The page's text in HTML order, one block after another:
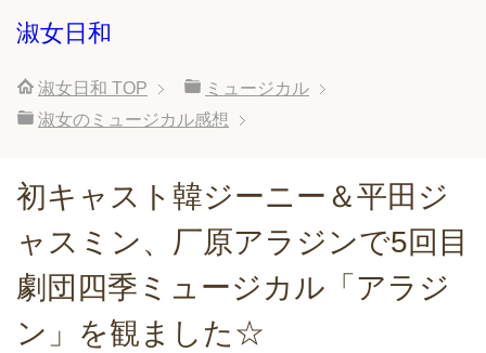
淑女日和
淑女日和 TOP
ミュージカル
淑女のミュージカル感想
初キャスト韓ジーニー＆平田ジ
ャスミン、厂原アラジンで5回目
劇団四季ミュージカル「アラジ
ン」を観ました☆